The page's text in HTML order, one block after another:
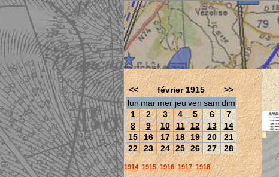
<< février 1915
>>
lun mar mer jeu ven sam dim
1
2 3 4 5 6
7
8
9 10 11 12 13
14
15 16 17 18 19 20
21
22 23 24 25 26 27 28
1914 1915 1916 1917 1918